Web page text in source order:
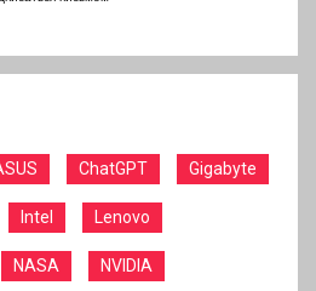
ChatGPT Gigabyte
Intel Lenovo
NASA NVIDIA